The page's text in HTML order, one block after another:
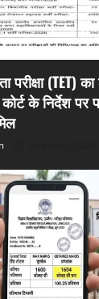
परीक्षा (TET)
के निर्देश पर